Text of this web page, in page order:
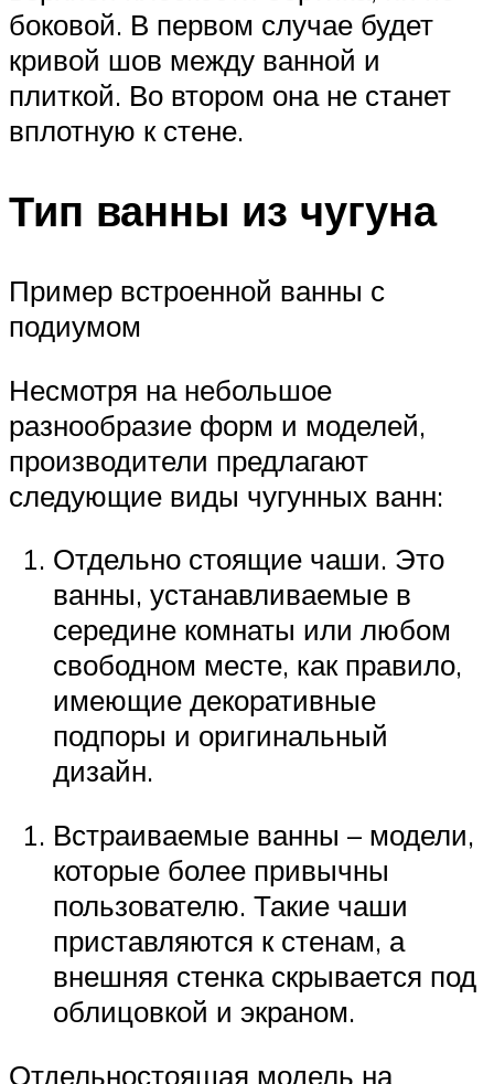
боковой. В первом случае будет
кривой шов между ванной и
плиткой. Во втором она не станет
вплотную к стене.
Тип ванны из чугуна
Пример встроенной ванны с
подиумом
Несмотря на небольшое
разнообразие форм и моделей,
производители предлагают
следующие виды чугунных ванн:
Отдельно стоящие чаши. Это
ванны, устанавливаемые в
середине комнаты или любом
свободном месте, как правило,
имеющие декоративные
подпоры и оригинальный
дизайн.
Встраиваемые ванны – модели,
которые более привычны
пользователю. Такие чаши
приставляются к стенам, а
внешняя стенка скрывается под
облицовкой и экраном.
Отдельностоящая модель на